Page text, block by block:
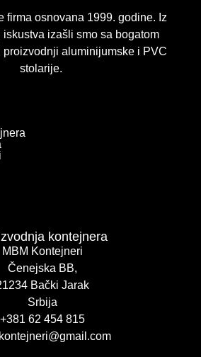
firma osnovana 1999. godine. Iz
izašli smo sa bogatom
proizvodnji aluminijumske i PVC
stolarije.
kontejnera
MBM Kontejneri
Čenejska BB,
Bački Jarak
Srbija
+381 62 454 815